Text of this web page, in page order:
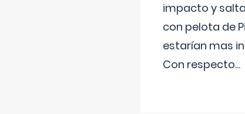
impacto y
con pelota de
estarían mas
Con respecto...